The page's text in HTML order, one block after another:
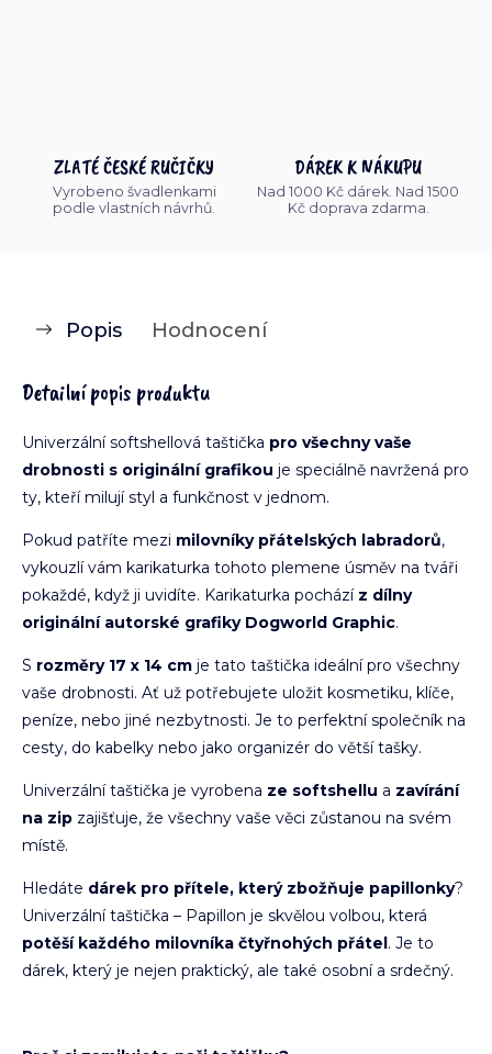
ZLATÉ ČESKÉ RUČIČKY
Vyrobeno švadlenkami
podle vlastních návrhů.
DÁREK K NÁKUPU
Nad 1000 Kč dárek. Nad 1500
Kč doprava zdarma.
Popis Hodnocení
Detailní popis produktu
Univerzální softshellová taštička pro všechny vaše
drobnosti s originální grafikou je speciálně navržená pro
ty, kteří milují styl a funkčnost v jednom.
Pokud patříte mezi milovníky přátelských labradorů,
vykouzlí vám karikaturka tohoto plemene úsměv na tváři
pokaždé, když ji uvidíte. Karikaturka pochází z dílny
originální autorské grafiky Dogworld Graphic.
S rozměry 17 x 14 cm je tato taštička ideální pro všechny
vaše drobnosti. Ať už potřebujete uložit kosmetiku, klíče,
peníze, nebo jiné nezbytnosti. Je to perfektní společník na
cesty, do kabelky nebo jako organizér do větší tašky.
Univerzální taštička je vyrobena ze softshellu a zavírání
na zip zajišťuje, že všechny vaše věci zůstanou na svém
místě.
Hledáte dárek pro přítele, který zbožňuje papillonky?
Univerzální taštička – Papillon je skvělou volbou, která
potěší každého milovníka čtyřnohých přátel. Je to
dárek, který je nejen praktický, ale také osobní a srdečný.